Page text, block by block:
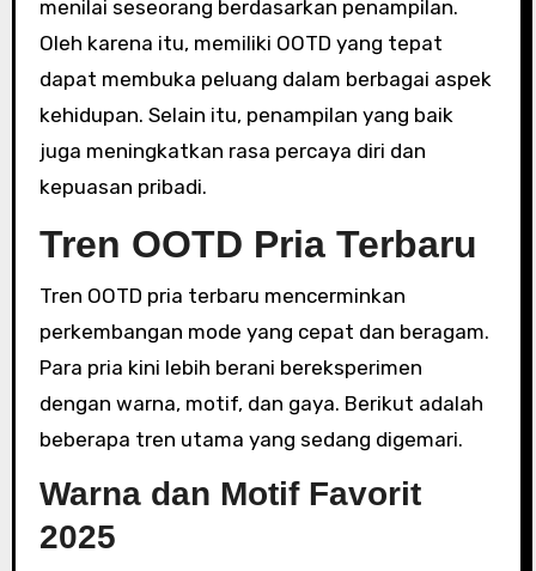
menilai seseorang berdasarkan penampilan.
Oleh karena itu, memiliki OOTD yang tepat
dapat membuka peluang dalam berbagai aspek
kehidupan. Selain itu, penampilan yang baik
juga meningkatkan rasa percaya diri dan
kepuasan pribadi.
Tren OOTD Pria Terbaru
Tren OOTD pria terbaru mencerminkan
perkembangan mode yang cepat dan beragam.
Para pria kini lebih berani bereksperimen
dengan warna, motif, dan gaya. Berikut adalah
beberapa tren utama yang sedang digemari.
Warna dan Motif Favorit
2025